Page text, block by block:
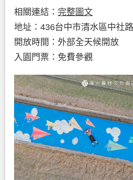
相關連結： 完整圖文
地址：436台中市清水區中社
開放時間：外部全天候開放
入園門票：免費參觀